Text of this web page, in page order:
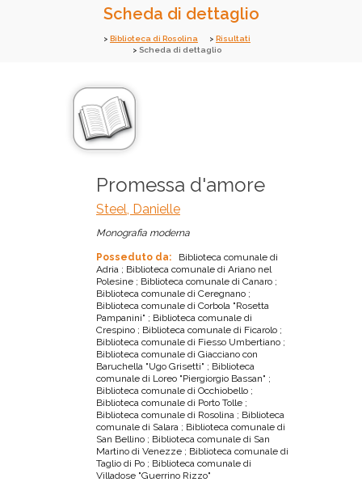
Scheda di dettaglio
Biblioteca di Rosolina
Risultati
Scheda di dettaglio
Promessa d'amore
Steel, Danielle
Monografia moderna
Posseduto da:
Biblioteca comunale di
Adria ; Biblioteca comunale di Ariano nel
Polesine ; Biblioteca comunale di Canaro ;
Biblioteca comunale di Ceregnano ;
Biblioteca comunale di Corbola "Rosetta
Pampanini" ; Biblioteca comunale di
Crespino ; Biblioteca comunale di Ficarolo ;
Biblioteca comunale di Fiesso Umbertiano ;
Biblioteca comunale di Giacciano con
Baruchella "Ugo Grisetti" ; Biblioteca
comunale di Loreo "Piergiorgio Bassan" ;
Biblioteca comunale di Occhiobello ;
Biblioteca comunale di Porto Tolle ;
Biblioteca comunale di Rosolina ; Biblioteca
comunale di Salara ; Biblioteca comunale di
San Bellino ; Biblioteca comunale di San
Martino di Venezze ; Biblioteca comunale di
Taglio di Po ; Biblioteca comunale di
Villadose "Guerrino Rizzo"